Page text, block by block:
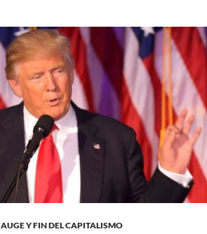
AUGE Y FIN DEL CAPITALISMO